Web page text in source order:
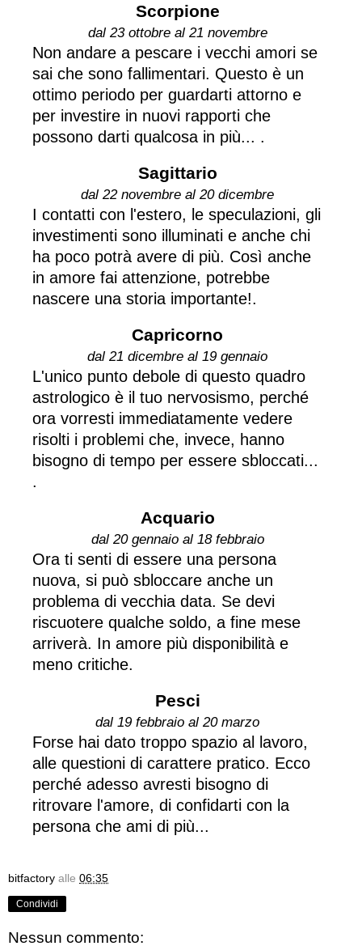
Scorpione
dal 23 ottobre al 21 novembre
Non andare a pescare i vecchi amori se
sai che sono fallimentari. Questo è un
ottimo periodo per guardarti attorno e
per investire in nuovi rapporti che
possono darti qualcosa in più... .
Sagittario
dal 22 novembre al 20 dicembre
I contatti con l'estero, le speculazioni, gli
investimenti sono illuminati e anche chi
ha poco potrà avere di più. Così anche
in amore fai attenzione, potrebbe
nascere una storia importante!.
Capricorno
dal 21 dicembre al 19 gennaio
L'unico punto debole di questo quadro
astrologico è il tuo nervosismo, perché
ora vorresti immediatamente vedere
risolti i problemi che, invece, hanno
bisogno di tempo per essere sbloccati...
.
Acquario
dal 20 gennaio al 18 febbraio
Ora ti senti di essere una persona
nuova, si può sbloccare anche un
problema di vecchia data. Se devi
riscuotere qualche soldo, a fine mese
arriverà. In amore più disponibilità e
meno critiche.
Pesci
dal 19 febbraio al 20 marzo
Forse hai dato troppo spazio al lavoro,
alle questioni di carattere pratico. Ecco
perché adesso avresti bisogno di
ritrovare l'amore, di confidarti con la
persona che ami di più...
bitfactory alle 06:35
Condividi
Nessun commento: